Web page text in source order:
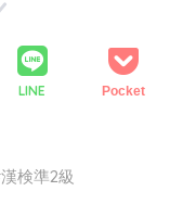
LINE Pocket
漢検準2級